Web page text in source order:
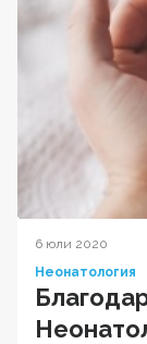
6 юли 2020
Неонатология